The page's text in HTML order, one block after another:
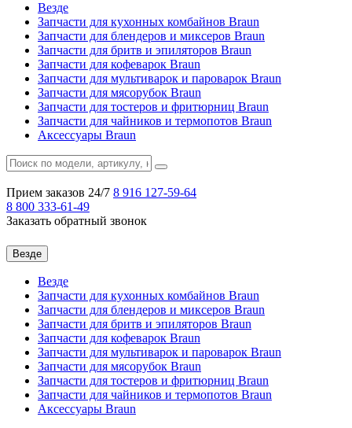
Везде
Запчасти для кухонных комбайнов Braun
Запчасти для блендеров и миксеров Braun
Запчасти для бритв и эпиляторов Braun
Запчасти для кофеварок Braun
Запчасти для мультиварок и пароварок Braun
Запчасти для мясорубок Braun
Запчасти для тостеров и фритюрниц Braun
Запчасти для чайников и термопотов Braun
Аксессуары Braun
Прием заказов 24/7 8 916 127-59-64
8 800 333-61-49
Заказать обратный звонок
Везде
Везде
Запчасти для кухонных комбайнов Braun
Запчасти для блендеров и миксеров Braun
Запчасти для бритв и эпиляторов Braun
Запчасти для кофеварок Braun
Запчасти для мультиварок и пароварок Braun
Запчасти для мясорубок Braun
Запчасти для тостеров и фритюрниц Braun
Запчасти для чайников и термопотов Braun
Аксессуары Braun